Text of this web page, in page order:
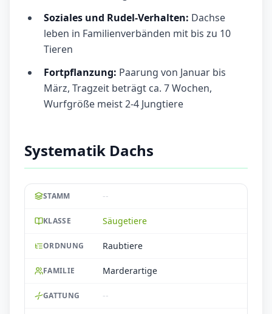
Soziales und Rudel-Verhalten: Dachse
leben in Familienverbänden mit bis zu 10
Tieren
Fortpflanzung: Paarung von Januar bis
März, Tragzeit beträgt ca. 7 Wochen,
Wurfgröße meist 2-4 Jungtiere
Systematik Dachs
STAMM --
KLASSE Säugetiere
ORDNUNG Raubtiere
FAMILIE Marderartige
GATTUNG --